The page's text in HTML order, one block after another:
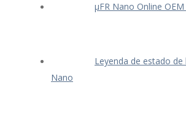
μFR Nano Online
Leyenda de estado de
Nano